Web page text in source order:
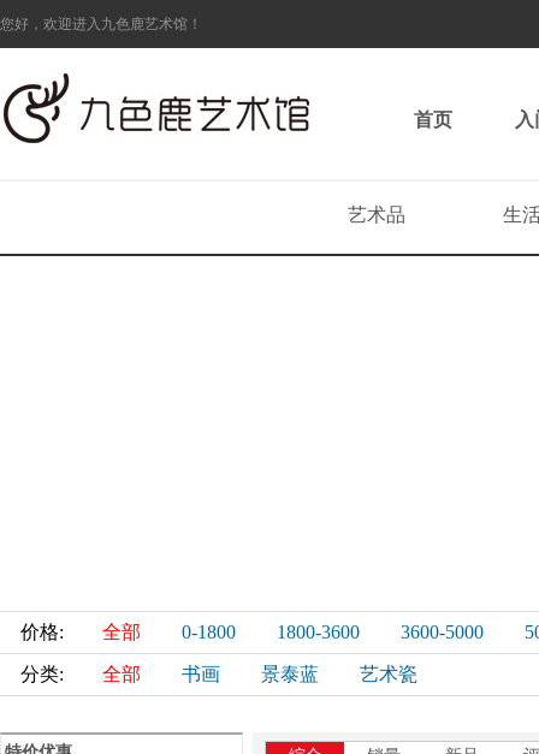
您好，欢迎进入九色鹿艺术馆！
首页
艺术品 生
价格: 全部 0-1800 1800-3600 3600-5000
分类: 全部 书画 景泰蓝 艺术瓷